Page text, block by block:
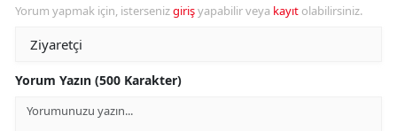
Yorum yapmak için, istersenizgirişyapabilir veya kayıt olabilirsiniz.
Yorum Yazın (500 Karakter)